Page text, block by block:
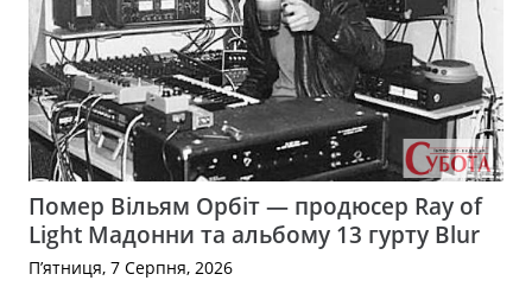
Помер Вільям Орбіт — продюсер Ray of
Light Мадонни та альбому 13 гурту Blur
П’ятниця, 7 Серпня, 2026